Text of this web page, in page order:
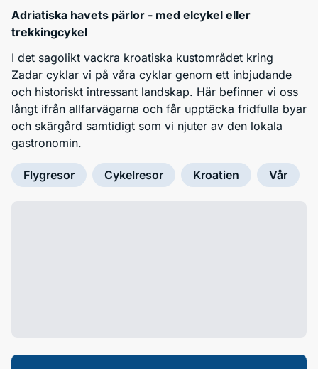
Adriatiska havets pärlor - med elcykel eller
trekkingcykel
I det sagolikt vackra kroatiska kustområdet kring
Zadar cyklar vi på våra cyklar genom ett inbjudande
och historiskt intressant landskap. Här befinner vi oss
långt ifrån allfarvägarna och får upptäcka fridfulla byar
och skärgård samtidigt som vi njuter av den lokala
gastronomin.
Flygresor Cykelresor Kroatien Vår